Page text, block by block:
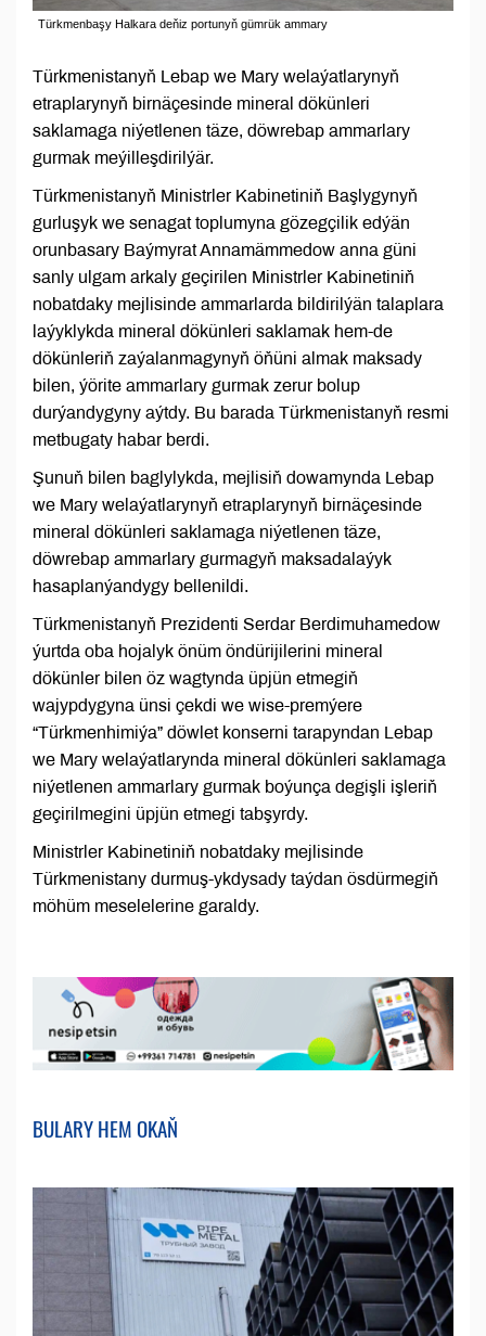
Türkmenbaşy Halkara deňiz portunyň gümrük ammary
Türkmenistanyň Lebap we Mary welaýatlarynyň
etraplarynyň birnäçesinde mineral dökünleri
saklamaga niýetlenen täze, döwrebap ammarlary
gurmak meýilleşdirilýär.
Türkmenistanyň Ministrler Kabinetiniň Başlygynyň
gurluşyk we senagat toplumyna gözegçilik edýän
orunbasary Baýmyrat Annamämmedow anna güni
sanly ulgam arkaly geçirilen Ministrler Kabinetiniň
nobatdaky mejlisinde ammarlarda bildirilýän talaplara
laýyklykda mineral dökünleri saklamak hem-de
dökünleriň zaýalanmagynyň öňüni almak maksady
bilen, ýörite ammarlary gurmak zerur bolup
durýandygyny aýtdy. Bu barada Türkmenistanyň resmi
metbugaty habar berdi.
Şunuň bilen baglylykda, mejlisiň dowamynda Lebap
we Mary welaýatlarynyň etraplarynyň birnäçesinde
mineral dökünleri saklamaga niýetlenen täze,
döwrebap ammarlary gurmagyň maksadalaýyk
hasaplanýandygy bellenildi.
Türkmenistanyň Prezidenti Serdar Berdimuhamedow
ýurtda oba hojalyk önüm öndürijilerini mineral
dökünler bilen öz wagtynda üpjün etmegiň
wajypdygyna ünsi çekdi we wise-premýere
“Türkmenhimiýa” döwlet konserni tarapyndan Lebap
we Mary welaýatlarynda mineral dökünleri saklamaga
niýetlenen ammarlary gurmak boýunça degişli işleriň
geçirilmegini üpjün etmegi tabşyrdy.
Ministrler Kabinetiniň nobatdaky mejlisinde
Türkmenistany durmuş-ykdysady taýdan ösdürmegiň
möhüm meselelerine garaldy.
BULARY HEM OKAŇ